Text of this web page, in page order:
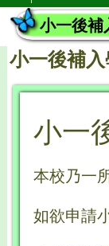
小一後補
小一後補
小一
本校乃一
如欲申請